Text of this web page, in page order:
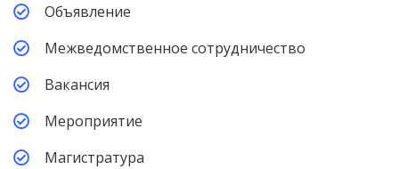
Объявление
Межведомственное сотрудничество
Вакансия
Мероприятие
Магистратура